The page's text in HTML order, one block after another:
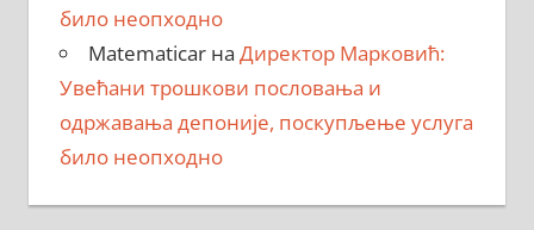
било неопходно
Matematicarна Директор Марковић:
Увећани трошкови пословања и
одржавања депоније, поскупљење услуга
било неопходно